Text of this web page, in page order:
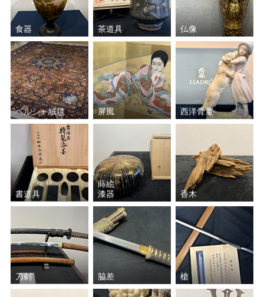
食器 茶道具 仏像
ペルシャ絨毯 屏風 西洋骨董
書道具
蒔絵
漆器
香木
刀剣 脇差 槍